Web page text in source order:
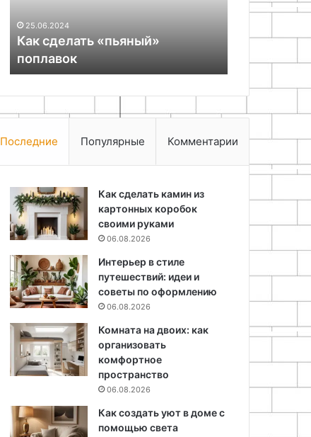
25.06.2024
Как сделать «пьяный»
поплавок
материалов
Ошиповка
Последние Популярные Комментарии
Как сделать камин из
картонных коробок
своими руками
06.08.2026
Интерьер в стиле
путешествий: идеи и
советы по оформлению
06.08.2026
Комната на двоих: как
организовать
комфортное
пространство
06.08.2026
Как создать уют в доме с
помощью света